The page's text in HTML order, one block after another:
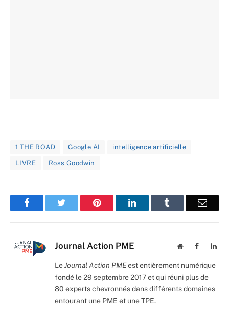
1 THE ROAD Google AI intelligence artificielle
LIVRE Ross Goodwin
Facebook Pinterest LinkedIn Email
Journal Action PME WebsiteFacebook
LeJournal Action PMEest entièrement numérique
fondé le 29 septembre 2017 et qui réuni plus de
80 experts chevronnés dans différents domaines
entourant une PME et une TPE.